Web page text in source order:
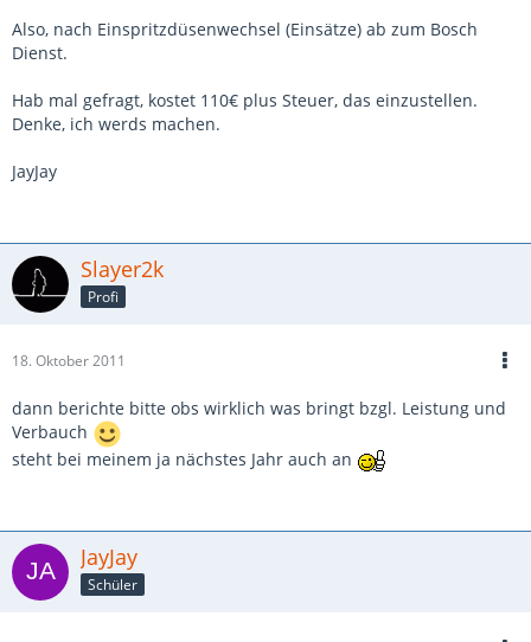
Also, nach Einspritzdüsenwechsel (Einsätze) ab zum Bosch
Dienst.
Hab mal gefragt, kostet 110€ plus Steuer, das einzustellen.
Denke, ich werds machen.
JayJay
Slayer2k
Profi
18. Oktober 2011
dann berichte bitte obs wirklich was bringt bzgl. Leistung und
Verbauch
steht bei meinem ja nächstes Jahr auch an
JayJay
Schüler